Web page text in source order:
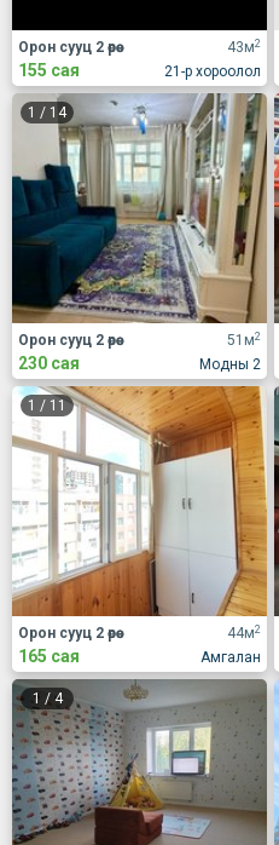
43м2
21-р хороолол
Орон сууц 2 өрөө
155 сая
1 / 14
51м2
Модны 2
Орон сууц 2 өрөө
230 сая
1 / 11
44м2
Амгалан
Орон сууц 2 өрөө
165 сая
1 / 4